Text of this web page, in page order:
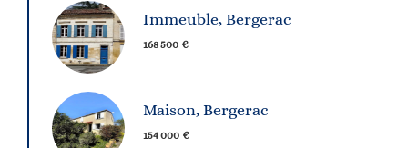
Immeuble, Bergerac
168 500 €
Maison, Bergerac
154 000 €